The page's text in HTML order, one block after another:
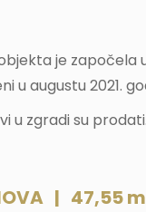
je započela
u augustu 2021.
u zgradi su prodati.
| 47,55